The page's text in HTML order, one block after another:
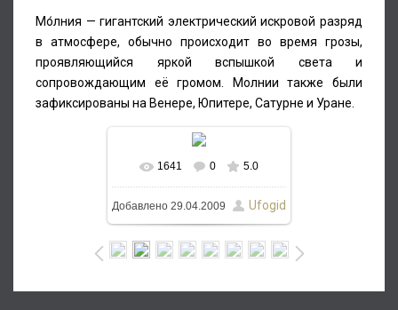
Мо́лния — гигантский электрический искровой разряд
в атмосфере, обычно происходит во время грозы,
проявляющийся яркой вспышкой света и
сопровождающим её громом. Молнии также были
зафиксированы на Венере, Юпитере, Сатурне и Уране.
1641 0 5.0
Добавлено 29.04.2009 Ufogid